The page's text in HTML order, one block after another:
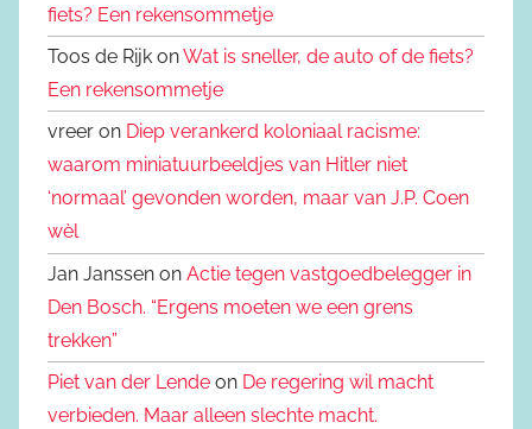
fiets? Een rekensommetje
Toos de Rijk onWat is sneller, de auto of de fiets?
Een rekensommetje
vreer on Diep verankerd koloniaal racisme:
waarom miniatuurbeeldjes van Hitler niet
‘normaal’ gevonden worden, maar van J.P. Coen
wèl
Jan Janssen on Actie tegen vastgoedbelegger in
Den Bosch. “Ergens moeten we een grens
trekken”
Piet van der Lende on De regering wil macht
verbieden. Maar alleen slechte macht.